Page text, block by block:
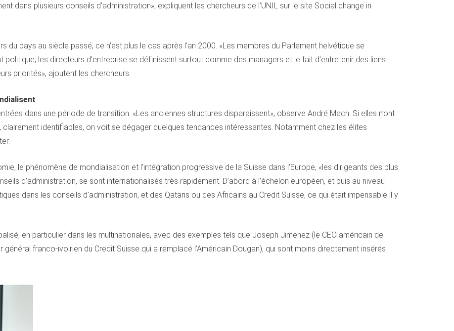
dans plusieurs conseils d’administration», expliquent les chercheurs de l’UNIL sur le site Social change in
du pays au siècle passé, ce n’est plus le cas après l’an 2000. «Les membres du Parlement helvétique se
les directeurs d’entreprise se définissent surtout comme des managers et le fait d’entretenir des liens
priorités», ajoutent les chercheurs.
dans une période de transition. «Les anciennes structures disparaissent», observe André Mach. Si elles n’ont
identifiables, on voit se dégager quelques tendances intéressantes. Notamment chez les élites
le phénomène de mondialisation et l’intégration progressive de la Suisse dans l’Europe, «les dirigeants des plus
d’administration, se sont internationalisés très rapidement. D’abord à l’échelon européen, et puis au niveau
dans les conseils d’administration, et des Qataris ou des Africains au Credit Suisse, ce qui était impensable il y
en particulier dans les multinationales, avec des exemples tels que Joseph Jimenez (le CEO américain de
franco-ivoirien du Credit Suisse qui a remplacé l’Américain Dougan), qui sont moins directement insérés